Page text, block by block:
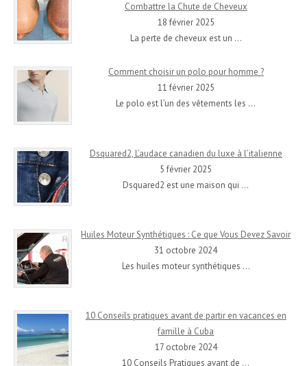
Combattre la Chute de Cheveux
18 février 2025
La perte de cheveux est un …
Comment choisir un polo pour homme ?
11 février 2025
Le polo est l’un des vêtements les …
Dsquared2, L’audace canadien du luxe à l’italienne
5 février 2025
Dsquared2 est une maison qui …
Huiles Moteur Synthétiques : Ce que Vous Devez Savoir
31 octobre 2024
Les huiles moteur synthétiques …
10 Conseils pratiques avant de partir en vacances en
famille à Cuba
17 octobre 2024
10 Conseils Pratiques avant de …